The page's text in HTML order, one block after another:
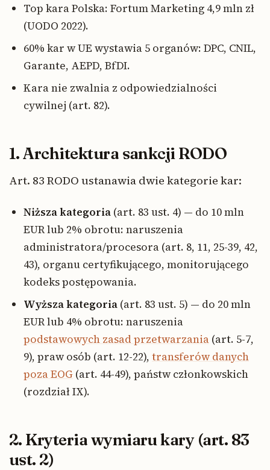
Top kara Polska: Fortum Marketing 4,9 mln zł
(UODO 2022).
60% kar w UE wystawia 5 organów: DPC, CNIL,
Garante, AEPD, BfDI.
Kara nie zwalnia z odpowiedzialności
cywilnej (art. 82).
1. Architektura sankcji RODO
Art. 83 RODO ustanawia dwie kategorie kar:
Niższa kategoria (art. 83 ust. 4) — do 10 mln
EUR lub 2% obrotu: naruszenia
administratora/procesora (art. 8, 11, 25-39, 42,
43), organu certyfikującego, monitorującego
kodeks postępowania.
Wyższa kategoria (art. 83 ust. 5) — do 20 mln
EUR lub 4% obrotu: naruszenia
podstawowych zasad przetwarzania (art. 5-7,
9), praw osób (art. 12-22), transferów danych
poza EOG (art. 44-49), państw członkowskich
(rozdział IX).
2. Kryteria wymiaru kary (art. 83
ust. 2)